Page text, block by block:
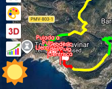
Pujada a
Puig
LlentriscaGeodèsic
des Puig
Llentrisca